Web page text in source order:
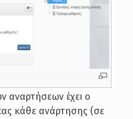
αναρτήσεων έχει ο
κάθε ανάρτησης (σε